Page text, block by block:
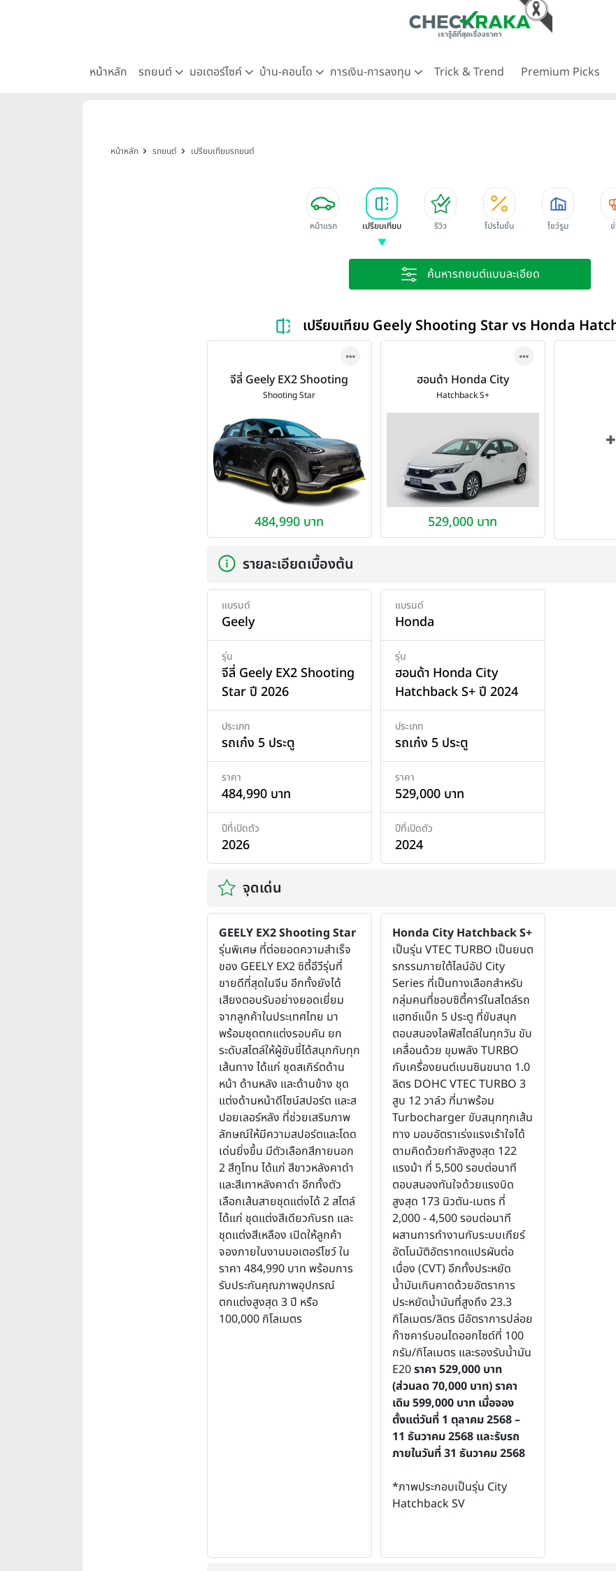
หน้าหลัก รถยนต์ มอเตอร์ไซค์ บ้าน-คอนโด การเงิน-การลงทุน Trick & Trend Premium Picks
หน้าหลัก รถยนต์ เปรียบเทียบรถยนต์
หน้าแรก เปรียบเทียบ รีวิว โปรโมชั่น โชว์รูม
ค้นหารถยนต์แบบละเอียด
เปรียบเทียบ Geely Shooting Star vs Honda
จีลี่ Geely EX2 Shooting
Star ปี 2026
Shooting Star
484,990 บาท
ฮอนด้า Honda City
Hatchback S+ ปี 2024
Hatchback S+
529,000 บาท
รายละเอียดเบื้องต้น
แบรนด์
Geely
รุ่น
จีลี่ Geely EX2 Shooting
Star ปี 2026
ประเภท
รถเก๋ง 5 ประตู
ราคา
484,990 บาท
ปีที่เปิดตัว
2026
แบรนด์
Honda
รุ่น
ฮอนด้า Honda City
Hatchback S+ ปี 2024
ประเภท
รถเก๋ง 5 ประตู
ราคา
529,000 บาท
ปีที่เปิดตัว
2024
จุดเด่น
GEELY EX2 Shooting Star
รุ่นพิเศษ ที่ต่อยอดความสำเร็จ
ของ GEELY EX2 ซิตี้อีวีรุ่นที่
ขายดีที่สุดในจีน อีกทั้งยังได้
เสียงตอบรับอย่างยอดเยี่ยม
จากลูกค้าในประเทศไทย มา
พร้อมชุดตกแต่งรอบคัน ยก
ระดับสไตล์ให้ผู้ขับขี่ได้สนุกกับทุก
เส้นทาง ได้แก่ ชุดสเกิร์ตด้าน
หน้า ด้านหลัง และด้านข้าง ชุด
แต่งด้านหน้าดีไซน์สปอร์ต และส
ปอยเลอร์หลัง ที่ช่วยเสริมภาพ
ลักษณ์ให้มีความสปอร์ตและโดด
เด่นยิ่งขึ้น มีตัวเลือกสีภายนอก
2 สีทูโทน ได้แก่ สีขาวหลังคาดำ
และสีเทาหลังคาดำ อีกทั้งตัว
เลือกเส้นสายชุดแต่งได้ 2 สไตล์
ได้แก่ ชุดแต่งสีเดียวกับรถ และ
ชุดแต่งสีเหลือง เปิดให้ลูกค้า
จองภายในงานมอเตอร์โชว์ ใน
ราคา 484,990 บาท พร้อมการ
รับประกันคุณภาพอุปกรณ์
ตกแต่งสูงสุด 3 ปี หรือ
100,000 กิโลเมตร
Honda City Hatchback S+
เป็นรุ่น VTEC TURBO เป็นยนต
รกรรมภายใต้ไลน์อัป City
Series ที่เป็นทางเลือกสำหรับ
กลุ่มคนที่ชอบซิตี้คาร์ในสไตล์รถ
แฮทช์แบ็ก 5 ประตู ที่ขับสนุก
ตอบสนองไลฟ์สไตล์ในทุกวัน ขับ
เคลื่อนด้วย ขุมพลัง TURBO
กับเครื่องยนต์เบนซินขนาด 1.0
ลิตร DOHC VTEC TURBO 3
สูบ 12 วาล์ว ที่มาพร้อม
Turbocharger ขับสนุกทุกเส้น
ทาง มอบอัตราเร่งแรงเร้าใจได้
ตามคิดด้วยกำลังสูงสุด 122
แรงม้า ที่ 5,500 รอบต่อนาที
ตอบสนองทันใจด้วยแรงบิด
สูงสุด 173 นิวตัน-เมตร ที่
2,000 - 4,500 รอบต่อนาที
ผสานการทำงานกับระบบเกียร์
อัตโนมัติอัตราทดแปรผันต่อ
เนื่อง (CVT) อีกทั้งประหยัด
น้ำมันเกินคาดด้วยอัตราการ
ประหยัดน้ำมันที่สูงถึง 23.3
กิโลเมตร/ลิตร มีอัตราการปล่อย
ก๊าซคาร์บอนไดออกไซด์ที่ 100
กรัม/กิโลเมตร และรองรับน้ำมัน
E20ราคา 529,000 บาท
(ส่วนลด 70,000 บาท) ราคา
เดิม 599,000 บาท เมื่อจอง
ตั้งแต่วันที่ 1 ตุลาคม 2568 –
11 ธันวาคม 2568 และรับรถ
ภายในวันที่ 31 ธันวาคม 2568
*ภาพประกอบเป็นรุ่น City
Hatchback SV